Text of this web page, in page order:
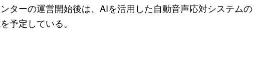
ターの運営開始後は、AIを活用した自動音声応対システムの
予定している。